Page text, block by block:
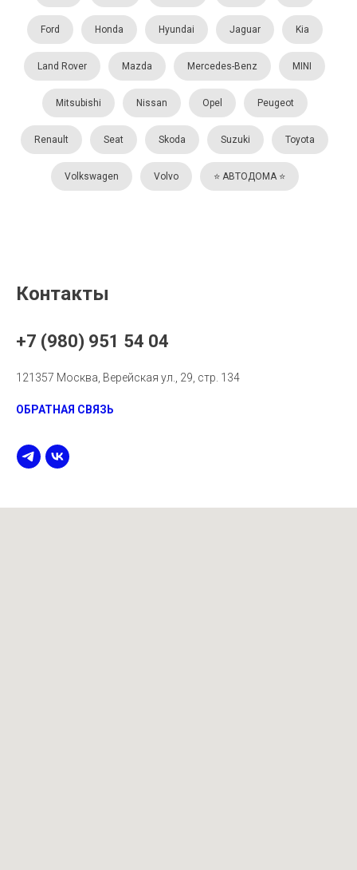
Ford Honda Hyundai Jaguar Kia
Land Rover Mazda Mercedes-Benz MINI
Mitsubishi Nissan Opel Peugeot
Renault Seat Skoda Suzuki Toyota
Volkswagen Volvo ⭐️ АВТОДОМА ⭐️
Контакты
+7 (980) 951 54 04
121357 Москва, Верейская ул., 29, стр. 134
ОБРАТНАЯ СВЯЗЬ